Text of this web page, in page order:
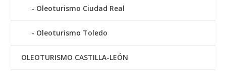
Oleoturismo Ciudad Real
Oleoturismo Toledo
OLEOTURISMO CASTILLA-LEÓN